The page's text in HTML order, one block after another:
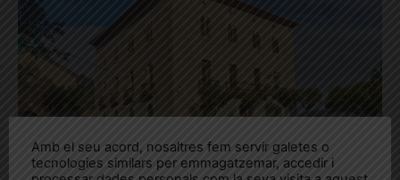
Amb el seu acord, nosaltres fem servir galetes o
tecnologies similars per emmagatzemar, accedir i